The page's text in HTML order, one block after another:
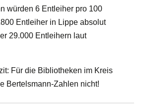
würden 6 Entleiher pro 100
Entleiher in Lippe absolut
29.000 Entleihern laut
Für die Bibliotheken im Kreis
Bertelsmann-Zahlen nicht!